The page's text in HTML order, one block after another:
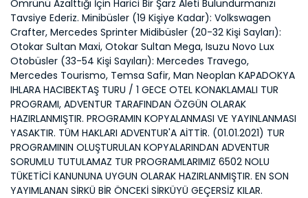
Ömrünü Azalttığı İçin Harici Bir Şarz Aleti Bulundurmanızı
Tavsiye Ederiz. Minibüsler (19 Kişiye Kadar): Volkswagen
Crafter, Mercedes Sprinter Midibüsler (20-32 Kişi Sayları):
Otokar Sultan Maxi, Otokar Sultan Mega, Isuzu Novo Lux
Otobüsler (33-54 Kişi Sayıları): Mercedes Travego,
Mercedes Tourismo, Temsa Safir, Man Neoplan KAPADOKYA
IHLARA HACIBEKTAŞ TURU / 1 GECE OTEL KONAKLAMALI TUR
PROGRAMI, ADVENTUR TARAFINDAN ÖZGÜN OLARAK
HAZIRLANMIŞTIR. PROGRAMIN KOPYALANMASI VE YAYINLANMASI
YASAKTIR. TÜM HAKLARI ADVENTUR'A AİTTİR. (01.01.2021) TUR
PROGRAMININ OLUŞTURULAN KOPYALARINDAN ADVENTUR
SORUMLU TUTULAMAZ TUR PROGRAMLARIMIZ 6502 NOLU
TÜKETİCİ KANUNUNA UYGUN OLARAK HAZIRLANMIŞTIR. EN SON
YAYIMLANAN SİRKÜ BİR ÖNCEKİ SİRKÜYÜ GEÇERSİZ KILAR.